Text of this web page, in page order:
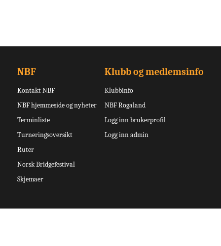
NBF
Kontakt NBF
NBF hjemmeside og nyheter
Terminliste
Turneringsoversikt
Ruter
Norsk Bridgefestival
Skjemaer
Klubb og medlemsinfo
Klubbinfo
NBF Rogaland
Logg inn brukerprofil
Logg inn admin